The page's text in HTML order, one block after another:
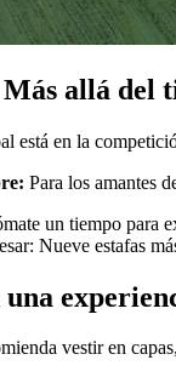
allá del
está en la
Para los amantes
un tiempo para
Nueve estafas
una
vestir en